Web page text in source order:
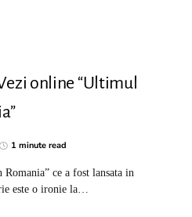
online “Ultimul
1 minute read
ce a fost lansata in
este o ironie la…